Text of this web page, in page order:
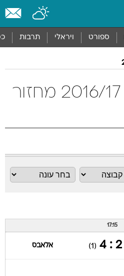
ספורט ויראלי תרבות
ליגה ספרדית 2016/17 מחזור
17:15
2 : 4
(1) אלאבס